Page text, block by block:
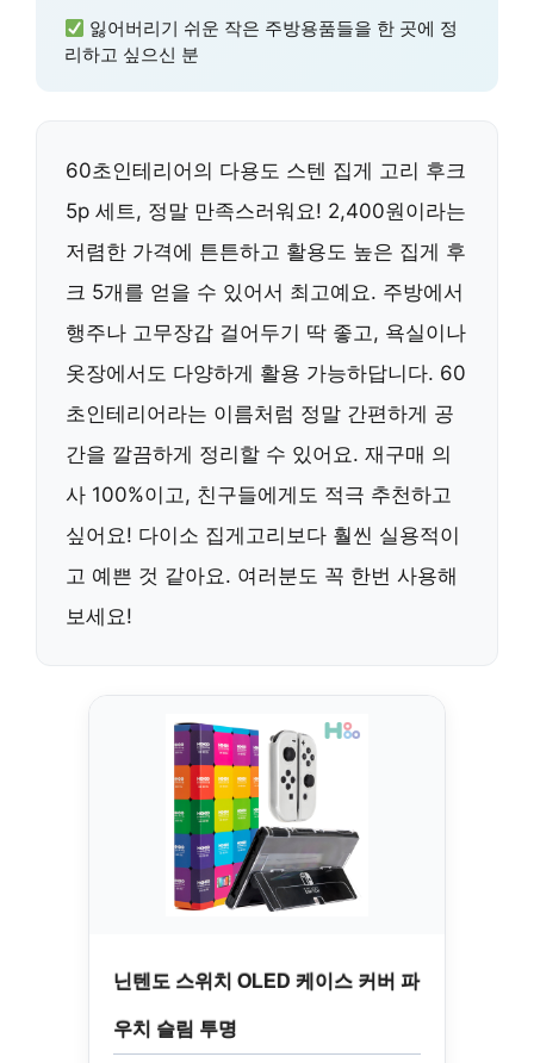
잃어버리기 쉬운 작은 주방용품들을 한 곳에 정
리하고 싶으신 분
60초인테리어의 다용도 스텐 집게 고리 후크
5p 세트, 정말 만족스러워요! 2,400원이라는
저렴한 가격에 튼튼하고 활용도 높은 집게 후
크 5개를 얻을 수 있어서 최고예요. 주방에서
행주나 고무장갑 걸어두기 딱 좋고, 욕실이나
옷장에서도 다양하게 활용 가능하답니다. 60
초인테리어라는 이름처럼 정말 간편하게 공
간을 깔끔하게 정리할 수 있어요. 재구매 의
사 100%이고, 친구들에게도 적극 추천하고
싶어요! 다이소 집게고리보다 훨씬 실용적이
고 예쁜 것 같아요. 여러분도 꼭 한번 사용해
보세요!
닌텐도 스위치 OLED 케이스 커버 파
우치 슬림 투명